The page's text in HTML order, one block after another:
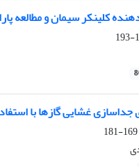
کلینکر سیمان و مطالعه
غشایی گازها با
169-181